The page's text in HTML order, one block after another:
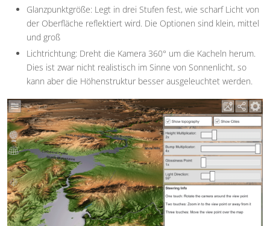
Glanzpunktgröße: Legt in drei Stufen fest, wie scharf Licht von
der Oberfläche reflektiert wird. Die Optionen sind klein, mittel
und groß
Lichtrichtung: Dreht die Kamera 360° um die Kacheln herum.
Dies ist zwar nicht realistisch im Sinne von Sonnenlicht, so
kann aber die Höhenstruktur besser ausgeleuchtet werden.